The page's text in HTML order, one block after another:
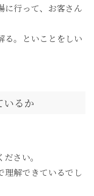
に行って、お客さん
る。といことをしい
いるか
さい。
理解できているでし